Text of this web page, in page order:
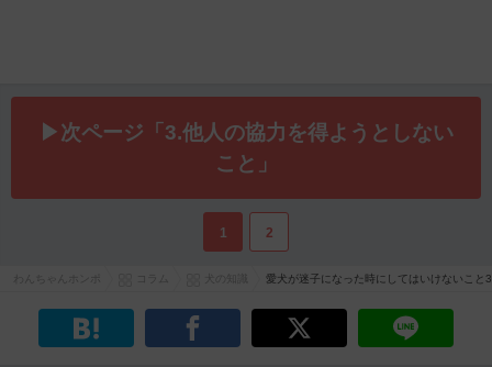
▶次ページ「3.他人の協力を得ようとしない
こと」
1 2
愛犬が迷子になった時にしてはいけないこ